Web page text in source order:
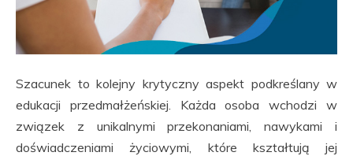
Szacunek to kolejny krytyczny aspekt podkreślany w
edukacji przedmałżeńskiej. Każda osoba wchodzi w
związek z unikalnymi przekonaniami, nawykami i
doświadczeniami życiowymi, które kształtują jej